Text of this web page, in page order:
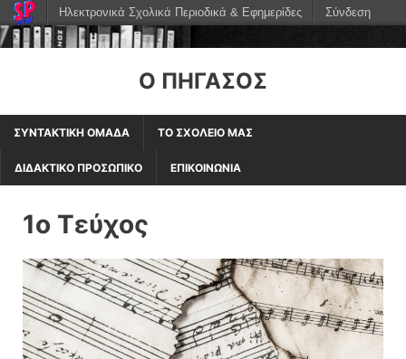
Ο ΠΗΓΑΣΟΣ
ΣΥΝΤΑΚΤΙΚΗ ΟΜΑΔΑ ΤΟ ΣΧΟΛΕΙΟ ΜΑΣ
ΔΙΔΑΚΤΙΚΟ ΠΡΟΣΩΠΙΚΟ ΕΠΙΚΟΙΝΩΝΙΑ
1ο Τεύχος
Ηλεκτρονικά Σχολικά Περιοδικά & Εφημερίδες Σύνδεση